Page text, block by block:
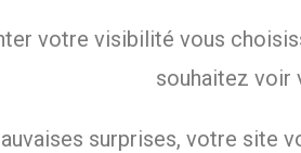
votre visibilité vous
souhaitez voir
surprises, votre site